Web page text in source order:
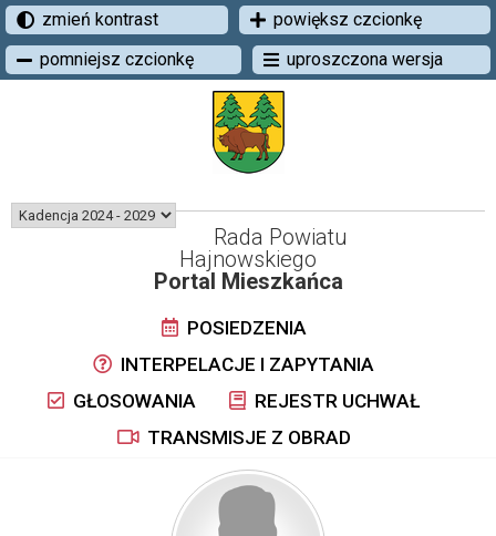
zmień kontrast
powiększ czcionkę
pomniejsz czcionkę
uproszczona wersja
Rada Powiatu
Hajnowskiego
Portal Mieszkańca
POSIEDZENIA
INTERPELACJE I ZAPYTANIA
GŁOSOWANIA
REJESTR UCHWAŁ
TRANSMISJE Z OBRAD